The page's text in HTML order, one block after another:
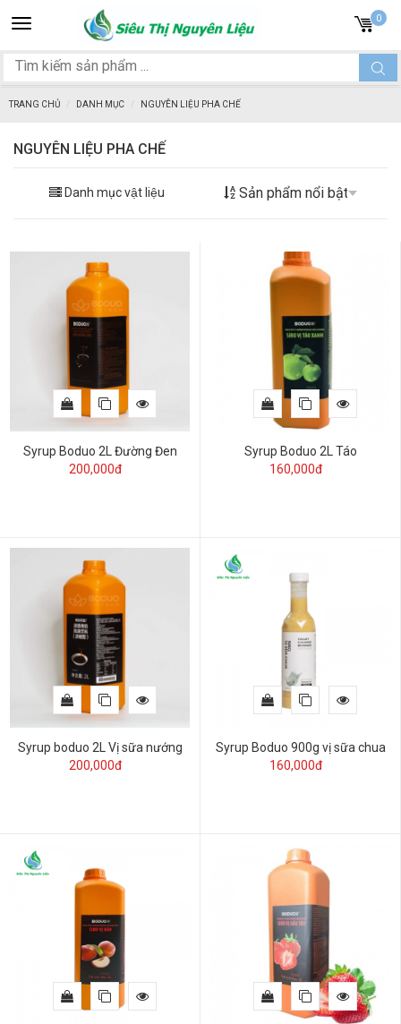
Toggle
navigation
0
TRANG CHỦ DANH MỤC NGUYÊN LIỆU PHA CHẾ
NGUYÊN LIỆU PHA CHẾ
Danh mục vật liệu
Syrup Boduo 2L Đường Đen
200,000đ
Syrup Boduo 2L Táo
160,000đ
Syrup boduo 2L Vị sữa nướng
200,000đ
Syrup Boduo 900g vị sữa chua
160,000đ